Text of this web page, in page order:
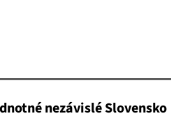
nezávislé Slovensko